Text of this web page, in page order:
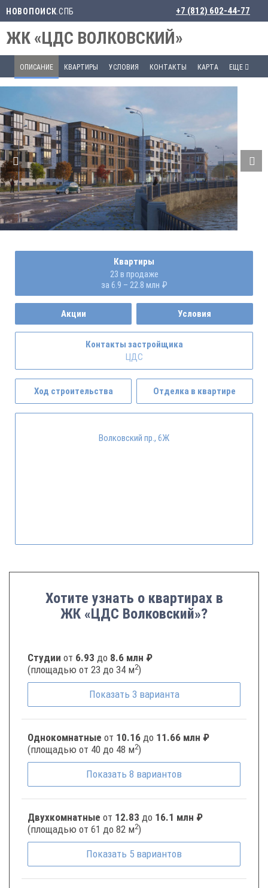
НОВОПОИСК .СПБ +7 (812) 602-44-77
ЖК «ЦДС ВОЛКОВСКИЙ»
ОПИСАНИЕ КВАРТИРЫ УСЛОВИЯ КОНТАКТЫ КАРТА ЕЩЕ
Квартиры
23 в продаже
за 6.9 – 22.8 млн ₽
Акции Условия
Контакты застройщика
ЦДС
Ход строительства Отделка в квартире
Волковский пр., 6Ж
Хотите узнать о квартирах в
ЖК «ЦДС Волковский»?
Студии от 6.93 до 8.6 млн ₽
(площадью от 23 до 34 м2)
Показать 3 варианта
Однокомнатные от 10.16 до 11.66 млн ₽
(площадью от 40 до 48 м2)
Показать 8 вариантов
Двухкомнатные от 12.83 до 16.1 млн ₽
(площадью от 61 до 82 м2)
Показать 5 вариантов